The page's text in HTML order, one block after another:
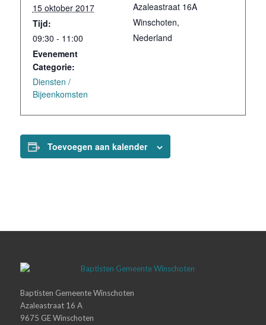
15 oktober 2017
Tijd:
09:30 - 11:00
Evenement
Categorie:
Diensten /
Bijeenkomsten
Azaleastraat 16A
Winschoten,
Nederland
Toevoegen aan kalender
Baptisten Gemeente Winschoten
Azaleastraat 16 A
9675 GE Winschoten